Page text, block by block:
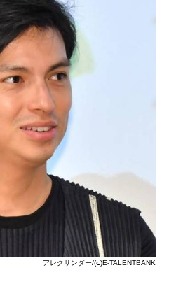
アレクサンダー/(ⅽ)E-TALENTBANK